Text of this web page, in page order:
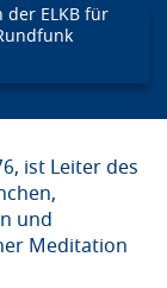
ELKB für
ist Leiter des
und
Meditation